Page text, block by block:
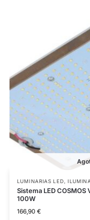
LUMINARIAS LED,
Sistema LED
100W
166,90 €